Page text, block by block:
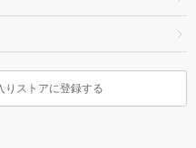
りストアに登録する